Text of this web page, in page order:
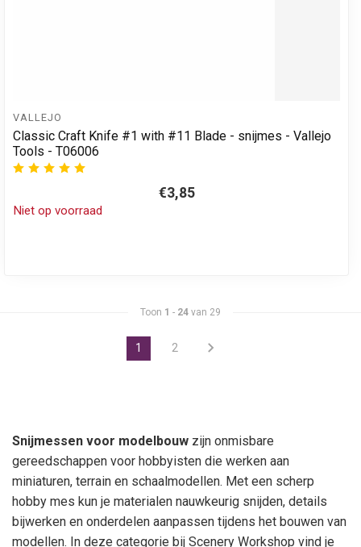
VALLEJO
Classic Craft Knife #1 with #11 Blade - snijmes - Vallejo
Tools - T06006
€3,85
Niet op voorraad
Toon 1 - 24 van 29
1 2
Snijmessen voor modelbouw zijn onmisbare
gereedschappen voor hobbyisten die werken aan
miniaturen, terrain en schaalmodellen. Met een scherp
hobby mes kun je materialen nauwkeurig snijden, details
bijwerken en onderdelen aanpassen tijdens het bouwen van
modellen. In deze categorie bij Scenery Workshop vind je